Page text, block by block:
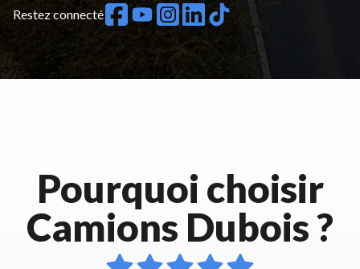
Restez connecté
Pourquoi choisir
Camions Dubois ?